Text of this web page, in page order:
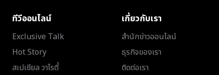
ทีวีออนไลน์
Exclusive Talk
Hot Story
สเปเชียล วาไรตี้
เกี่ยวกับเรา
สำนักข่าวออนไลน์
ธุรกิจของเรา
ติดต่อเรา